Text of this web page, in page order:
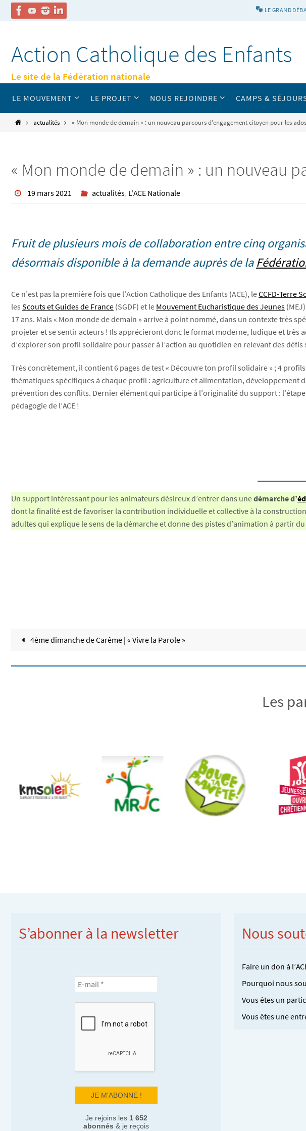
contenu
LE GRAND
Action Catholique des Enfants
Le site de la Fédération nationale
contenu
LE MOUVEMENT LE PROJET NOUS REJOINDRE CAMPS &
Homeactualités « Mon monde de demain » : un nouveau parcours d’engagement citoyen pour les ados
« Mon monde de demain » : un nouveau
19 mars 2021 actualités, L'ACE Nationale
Fruit de plusieurs mois de collaboration entre cinq
désormais disponible à la demande auprès de la
Ce n’est pas la première fois que l’Action Catholique des Enfants (ACE), leCCFD-Terre
les Scouts et Guides de France (SGDF) et le Mouvement Eucharistique des Jeunes
17 ans. Mais « Mon monde de demain » arrive à point nommé, dans un contexte très
projeter et se sentir acteurs ! Ils apprécieront donc le format moderne, ludique et très
d’explorer son profil solidaire pour passer à l’action au quotidien en relevant des défis
Très concrètement, il contient 6 pages de test « Découvre ton profil solidaire » ; 4
thématiques spécifiques à chaque profil : agriculture et alimentation, développement
prévention des conflits. Dernier élément qui participe à l’originalité du support :
pédagogie de l’ACE !
Un support intéressant pour les animateurs désireux d’entrer dans unedémarche d’
dont la finalité est de favoriser la contribution individuelle et collective à la
adultes qui explique le sens de la démarche et donne des pistes d’animation à partir
4ème dimanche de Carême | « Vivre la Parole »
Les
S’abonner à la newsletter
Je rejoins les 1 652
abonnés & je reçois
Nous
Faire un don à
Pourquoi nous
Vous êtes un
Vous êtes une